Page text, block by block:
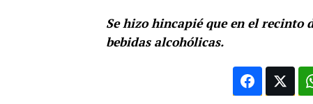
Se hizo hincapié que en el recinto
bebidas alcohólicas.